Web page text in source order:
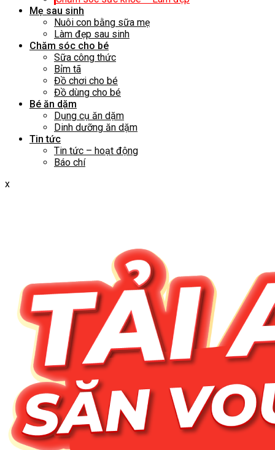
Mẹ sau sinh
Nuôi con bằng sữa mẹ
Làm đẹp sau sinh
Chăm sóc cho bé
Sữa công thức
Bỉm tã
Đồ chơi cho bé
Đồ dùng cho bé
Bé ăn dặm
Dụng cụ ăn dặm
Dinh dưỡng ăn dặm
Tin tức
Tin tức – hoạt động
Báo chí
x